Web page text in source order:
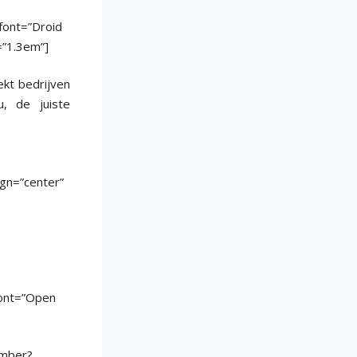
bedrijven
de juiste